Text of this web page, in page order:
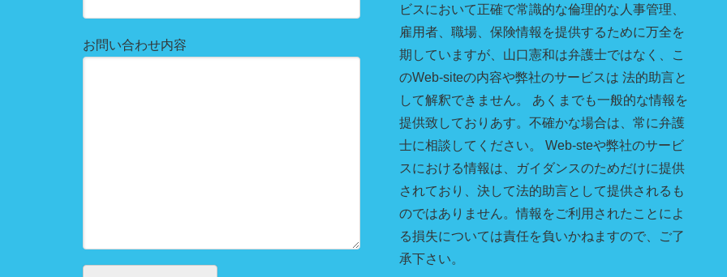
お問い合わせ内容
ビスにおいて正確で常識的な倫理的な人事管理、
雇用者、職場、保険情報を提供するために万全を
期していますが、山口憲和は弁護士ではなく、こ
のWeb-siteの内容や弊社のサービスは 法的助言と
して解釈できません。 あくまでも一般的な情報を
提供致しておりあす。不確かな場合は、常に弁護
士に相談してください。 Web-steや弊社のサービ
スにおける情報は、ガイダンスのためだけに提供
されており、決して法的助言として提供されるも
のではありません。情報をご利用されたことによ
る損失については責任を負いかねますので、ご了
承下さい。